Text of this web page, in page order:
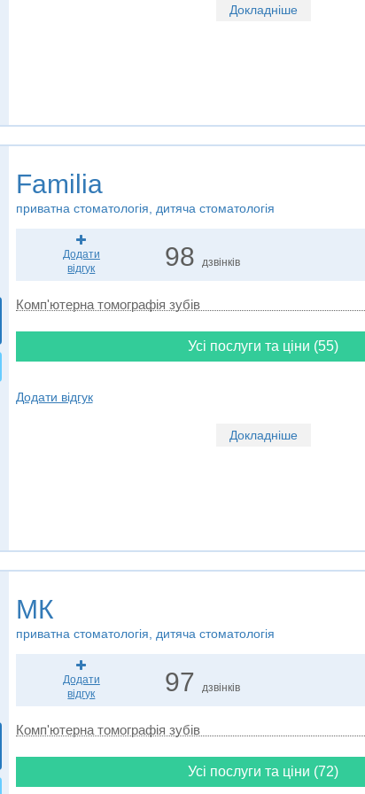
Докладніше
Familia
приватна стоматологія, дитяча стоматологія
Додати
відгук
98 дзвінків
Комп'ютерна томографія зубів
Усі послуги та ціни (55)
Додати відгук
Докладніше
МК
приватна стоматологія, дитяча стоматологія
Додати
відгук
97 дзвінків
Комп'ютерна томографія зубів
Усі послуги та ціни (72)